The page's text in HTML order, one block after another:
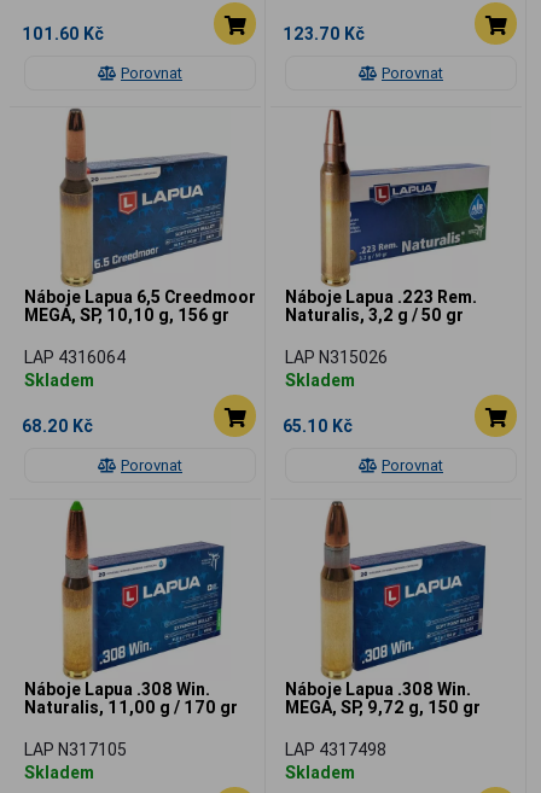
Porovnat
101.60 Kč
Porovnat
123.70 Kč
Porovnat
Náboje Lapua 6,5 Creedmoor
MEGA, SP, 10,10 g, 156 gr
LAP 4316064
Skladem
68.20 Kč
Porovnat
Náboje Lapua .223 Rem.
Naturalis, 3,2 g / 50 gr
LAP N315026
Skladem
65.10 Kč
Náboje Lapua .308 Win.
Naturalis, 11,00 g / 170 gr
LAP N317105
Skladem
Náboje Lapua .308 Win.
MEGA, SP, 9,72 g, 150 gr
LAP 4317498
Skladem